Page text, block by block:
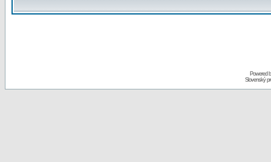
Powered
Slovenský